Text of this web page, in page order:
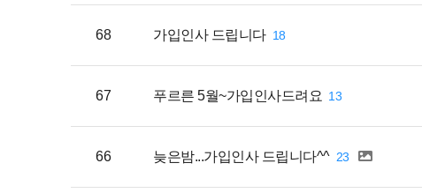
68 가입인사 드립니다 18
67 푸르른 5월~가입인사드려요 13
66 늦은밤...가입인사 드립니다^^ 23